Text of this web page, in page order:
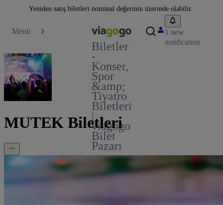
Yeniden satış biletleri nominal değerinin üzerinde olabilir.
Menü
Biletler
-
Konser,
Spor
&amp;
Tiyatro
Biletleri
|
viagogo
Bilet
Pazarı
1 new
notification
MUTEK Biletleri